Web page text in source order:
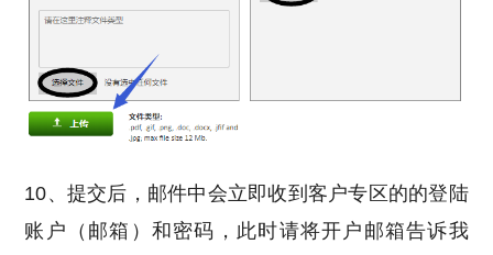
10、提交后，邮件中会立即收到客户专区的的登陆
账户（邮箱）和密码，此时请将开户邮箱告诉我